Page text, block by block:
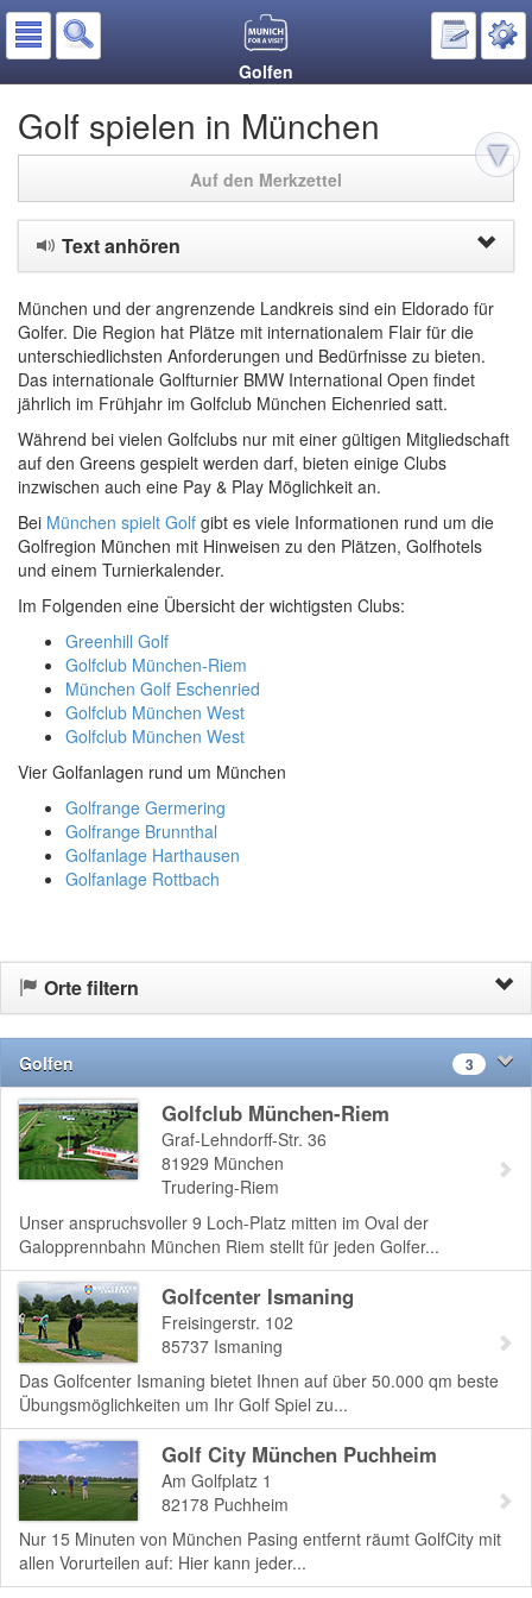
Golfen
Golf spielen in München
Auf den Merkzettel
Text anhören
München und der angrenzende Landkreis sind ein Eldorado für
Golfer. Die Region hat Plätze mit internationalem Flair für die
unterschiedlichsten Anforderungen und Bedürfnisse zu bieten.
Das internationale Golfturnier BMW International Open findet
jährlich im Frühjahr im Golfclub München Eichenried satt.
Während bei vielen Golfclubs nur mit einer gültigen Mitgliedschaft
auf den Greens gespielt werden darf, bieten einige Clubs
inzwischen auch eine Pay & Play Möglichkeit an.
Bei München spielt Golf gibt es viele Informationen rund um die
Golfregion München mit Hinweisen zu den Plätzen, Golfhotels
und einem Turnierkalender.
Im Folgenden eine Übersicht der wichtigsten Clubs:
Greenhill Golf
Golfclub München-Riem
München Golf Eschenried
Golfclub München West
Golfclub München West
Vier Golfanlagen rund um München
Golfrange Germering
Golfrange Brunnthal
Golfanlage Harthausen
Golfanlage Rottbach
Orte filtern
Golfen 3
Golfclub München-Riem
Graf-Lehndorff-Str. 36
81929 München
Trudering-Riem
Unser anspruchsvoller 9 Loch-Platz mitten im Oval der
Galopprennbahn München Riem stellt für jeden Golfer...
Golfcenter Ismaning
Freisingerstr. 102
85737 Ismaning
Das Golfcenter Ismaning bietet Ihnen auf über 50.000 qm beste
Übungsmöglichkeiten um Ihr Golf Spiel zu...
Golf City München Puchheim
Am Golfplatz 1
82178 Puchheim
Nur 15 Minuten von München Pasing entfernt räumt GolfCity mit
allen Vorurteilen auf: Hier kann jeder...